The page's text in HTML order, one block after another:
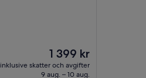
Priset
är
1 399 kr
1 399 kr
inklusive skatter och avgifter
9 aug. – 10 aug.